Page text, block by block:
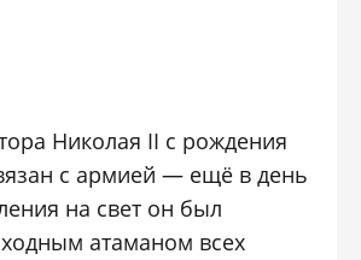
Николая II с рождения
с армией — ещё в день
на свет он был
атаманом всех